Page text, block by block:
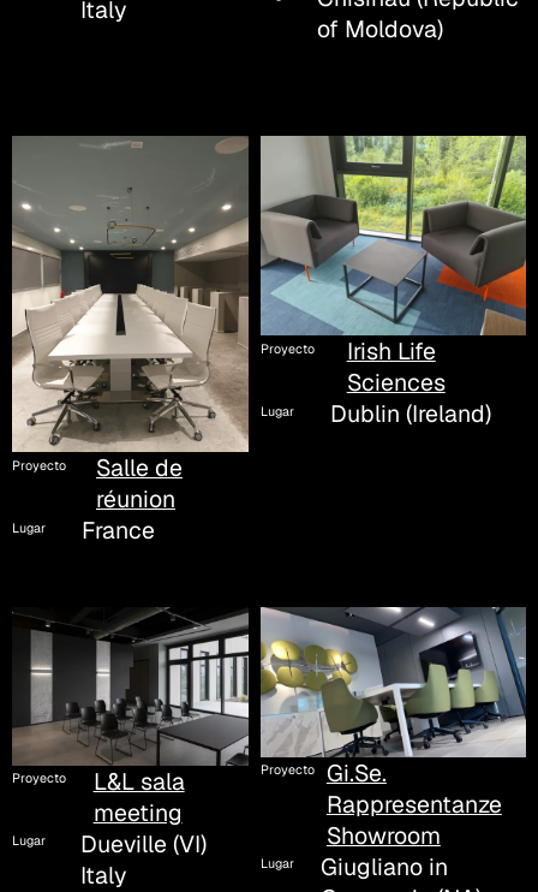
Italy
of Moldova)
Proyecto
Salle de
réunion
Lugar France
Proyecto
Irish Life
Sciences
Lugar Dublin (Ireland)
Proyecto
L&L sala
meeting
Lugar
Dueville (VI)
Italy
Proyecto
Gi.Se.
Rappresentanze
Showroom
Lugar
Giugliano in